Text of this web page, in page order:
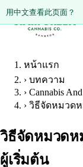
Diese Seite auf
用中文查看此页面？
หน้าแรก
› บทความ
› Cannabis
› วิธีจัดหมวด
วิธีจัดหมวดห
ผู้เริ่มต้น